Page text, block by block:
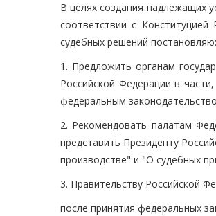
В целях создания надлежащих
соответствии с
судебных решений постановляю:
1. Предложить органам
Российской Федерации в
федеральным
2. Рекомендовать палатам
представить Президенту
производстве" и "О судебных
3. Правительству Российской
после принятия федеральных